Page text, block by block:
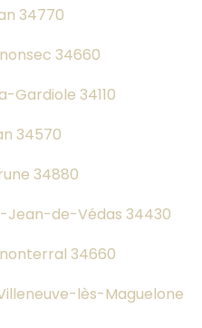
34770
34660
34110
34570
34880
Jean-de-Védas 34430
34660
lès-Maguelone